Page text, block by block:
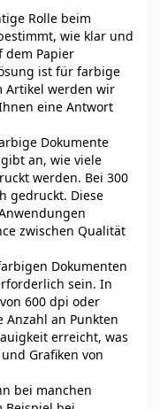
Rolle beim
wie klar und
dem Papier
ist für farbige
Artikel werden wir
eine Antwort
Dokumente
an, wie viele
werden. Bei 300
gedruckt. Diese
zwischen Qualität
Dokumenten
sein. In
600 dpi oder
an Punkten
erreicht, was
Grafiken von
bei manchen